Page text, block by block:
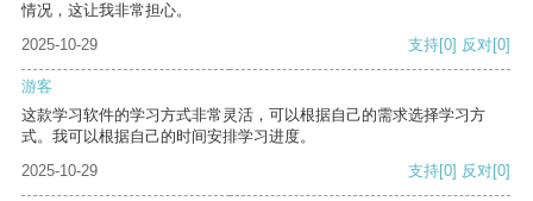
情况，这让我非常担心。
2025-10-29
支持[0] 反对[0]
游客
这款学习软件的学习方式非常灵活，可以根据自己的需求选择学习方
式。我可以根据自己的时间安排学习进度。
2025-10-29
支持[0] 反对[0]